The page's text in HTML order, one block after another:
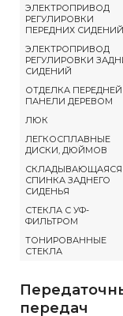
ЭЛЕКТРОПРИВОД
РЕГУЛИРОВКИ
ПЕРЕДНИХ СИДЕНИЙ
ЭЛЕКТРОПРИВОД
РЕГУЛИРОВКИ
СИДЕНИЙ
ОТДЕЛКА ПЕРЕДНЕЙ
ПАНЕЛИ ДЕРЕВОМ
ЛЮК
ЛЕГКОСПЛАВНЫЕ
ДИСКИ, ДЮЙМОВ
СКЛАДЫВАЮЩАЯСЯ
СПИНКА ЗАДНЕГО
СИДЕНЬЯ
СТЕКЛА С УФ-
ФИЛЬТРОМ
ТОНИРОВАННЫЕ
СТЕКЛА
передач